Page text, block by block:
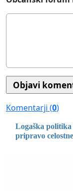
Komentarji (0)
Logaška
pripravo